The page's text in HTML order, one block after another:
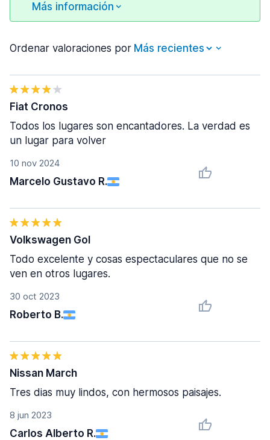
Más información
Ordenar valoraciones por
10 nov 2024
Marcelo Gustavo R.
Fiat Cronos
Todos los lugares son encantadores. La verdad es
un lugar para volver
30 oct 2023
Roberto B.
Volkswagen Gol
Todo excelente y cosas espectaculares que no se
ven en otros lugares.
8 jun 2023
Carlos Alberto R.
Nissan March
Tres dias muy lindos, con hermosos paisajes.